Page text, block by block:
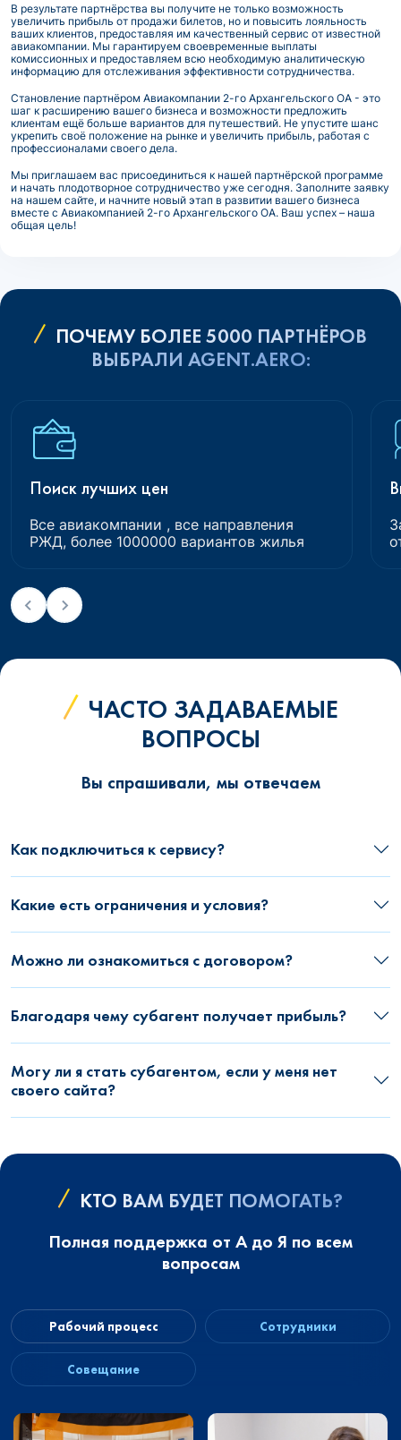
В результате партнёрства вы получите не только возможность
увеличить прибыль от продажи билетов, но и повысить лояльность
ваших клиентов, предоставляя им качественный сервис от известной
авиакомпании. Мы гарантируем своевременные выплаты
комиссионных и предоставляем всю необходимую аналитическую
информацию для отслеживания эффективности сотрудничества.
Становление партнёром Авиакомпании 2-го Архангельского ОА - это
шаг к расширению вашего бизнеса и возможности предложить
клиентам ещё больше вариантов для путешествий. Не упустите шанс
укрепить своё положение на рынке и увеличить прибыль, работая с
профессионалами своего дела.
Мы приглашаем вас присоединиться к нашей партнёрской программе
и начать плодотворное сотрудничество уже сегодня. Заполните заявку
на нашем сайте, и начните новый этап в развитии вашего бизнеса
вместе с Авиакомпанией 2-го Архангельского ОА. Ваш успех – наша
общая цель!
ПОЧЕМУ БОЛЕЕ 5000 ПАРТНЁРОВ
ВЫБРАЛИ AGENT.AERO:
Поиск лучших цен
Все авиакомпании , все направления
РЖД, более 1000000 вариантов жилья
ЧАСТО ЗАДАВАЕМЫЕ
ВОПРОСЫ
Вы спрашивали, мы отвечаем
Как подключиться к сервису?
Какие есть ограничения и условия?
Можно ли ознакомиться с договором?
Благодаря чему субагент получает прибыль?
Могу ли я стать субагентом, если у меня нет
своего сайта?
КТО ВАМ БУДЕТ ПОМОГАТЬ?
Полная поддержка от А до Я по всем
вопросам
Рабочий процесс Сотрудники
Совещание